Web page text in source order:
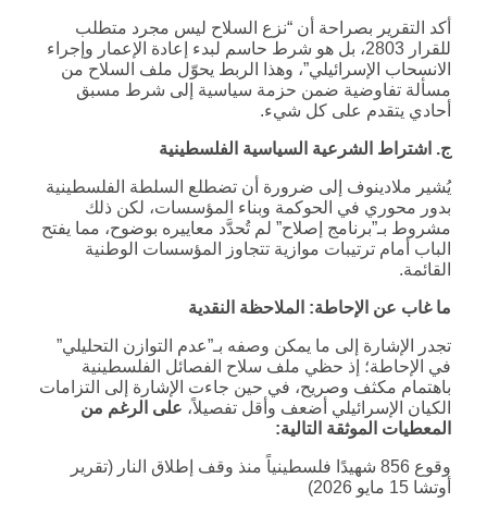
أكد التقرير بصراحة أن “نزع السلاح ليس مجرد متطلب
للقرار 2803، بل هو شرط حاسم لبدء إعادة الإعمار وإجراء
الانسحاب الإسرائيلي”، وهذا الربط يحوّل ملف السلاح من
مسألة تفاوضية ضمن حزمة سياسية إلى شرط مسبق
أحادي يتقدم على كل شيء.
ج. اشتراط الشرعية السياسية الفلسطينية
يُشير ملادينوف إلى ضرورة أن تضطلع السلطة الفلسطينية
بدور محوري في الحوكمة وبناء المؤسسات، لكن ذلك
مشروط بـ”برنامج إصلاح” لم تُحدَّد معاييره بوضوح، مما يفتح
الباب أمام ترتيبات موازية تتجاوز المؤسسات الوطنية
القائمة.
ما غاب عن الإحاطة: الملاحظة النقدية
تجدر الإشارة إلى ما يمكن وصفه بـ”عدم التوازن التحليلي”
في الإحاطة؛ إذ حظي ملف سلاح الفصائل الفلسطينية
باهتمام مكثف وصريح، في حين جاءت الإشارة إلى التزامات
الكيان الإسرائيلي أضعف وأقل تفصيلاً، على الرغم من
المعطيات الموثقة التالية:
وقوع 856 شهيدًا فلسطينياً منذ وقف إطلاق النار (تقرير
أوتشا 15 مايو 2026)